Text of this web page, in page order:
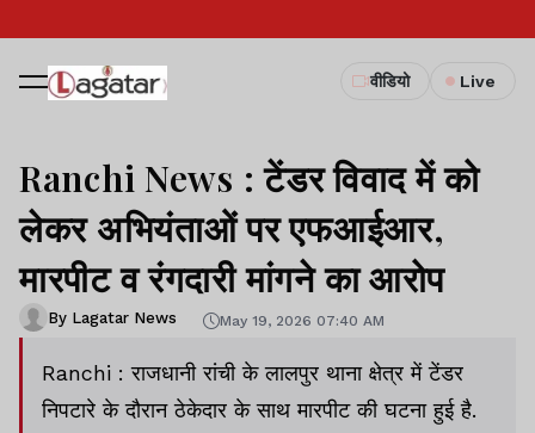
वीडियो Live
Ranchi News : टेंडर विवाद में को
लेकर अभियंताओं पर एफआईआर,
मारपीट व रंगदारी मांगने का आरोप
By Lagatar News May 19, 2026 07:40 AM
Ranchi : राजधानी रांची के लालपुर थाना क्षेत्र में टेंडर
निपटारे के दौरान ठेकेदार के साथ मारपीट की घटना हुई है.